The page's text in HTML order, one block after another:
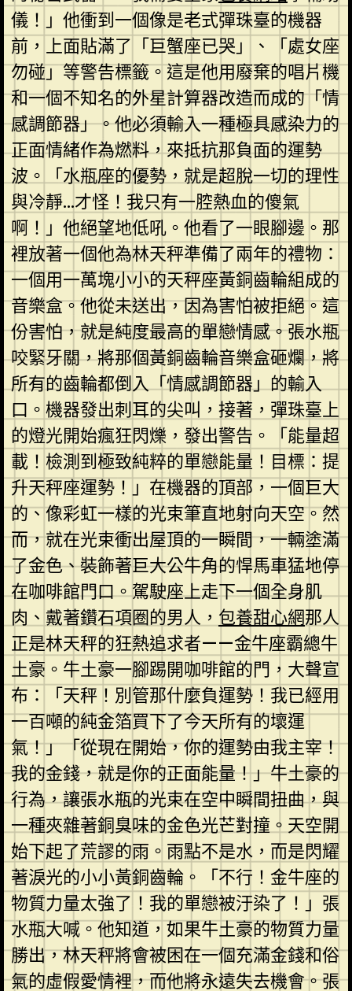
儀！」他衝到一個像是老式彈珠臺的機器
前，上面貼滿了「巨蟹座已哭」、「處女座
勿碰」等警告標籤。這是他用廢棄的唱片機
和一個不知名的外星計算器改造而成的「情
感調節器」。他必須輸入一種極具感染力的
正面情緒作為燃料，來抵抗那負面的運勢
波。「水瓶座的優勢，就是超脫一切的理性
與冷靜…才怪！我只有一腔熱血的傻氣
啊！」他絕望地低吼。他看了一眼腳邊。那
裡放著一個他為林天秤準備了兩年的禮物：
一個用一萬塊小小的天秤座黃銅齒輪組成的
音樂盒。他從未送出，因為害怕被拒絕。這
份害怕，就是純度最高的單戀情感。張水瓶
咬緊牙關，將那個黃銅齒輪音樂盒砸爛，將
所有的齒輪都倒入「情感調節器」的輸入
口。機器發出刺耳的尖叫，接著，彈珠臺上
的燈光開始瘋狂閃爍，發出警告。「能量超
載！檢測到極致純粹的單戀能量！目標：提
升天秤座運勢！」在機器的頂部，一個巨大
的、像彩虹一樣的光束筆直地射向天空。然
而，就在光束衝出屋頂的一瞬間，一輛塗滿
了金色、裝飾著巨大公牛角的悍馬車猛地停
在咖啡館門口。駕駛座上走下一個全身肌
肉、戴著鑽石項圈的男人， 包養甜心網那人
正是林天秤的狂熱追求者——金牛座霸總牛
土豪。牛土豪一腳踢開咖啡館的門，大聲宣
布：「天秤！別管那什麼負運勢！我已經用
一百噸的純金箔買下了今天所有的壞運
氣！」「從現在開始，你的運勢由我主宰！
我的金錢，就是你的正面能量！」牛土豪的
行為，讓張水瓶的光束在空中瞬間扭曲，與
一種夾雜著銅臭味的金色光芒對撞。天空開
始下起了荒謬的雨。雨點不是水，而是閃耀
著淚光的小小黃銅齒輪。「不行！金牛座的
物質力量太強了！我的單戀被汙染了！」張
水瓶大喊。他知道，如果牛土豪的物質力量
勝出，林天秤將會被困在一個充滿金錢和俗
氣的虛假愛情裡，而他將永遠失去機會。張